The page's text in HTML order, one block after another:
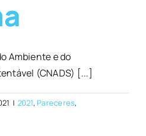
Ambiente e do
(CNADS) [...]
| 2021, Pareceres,